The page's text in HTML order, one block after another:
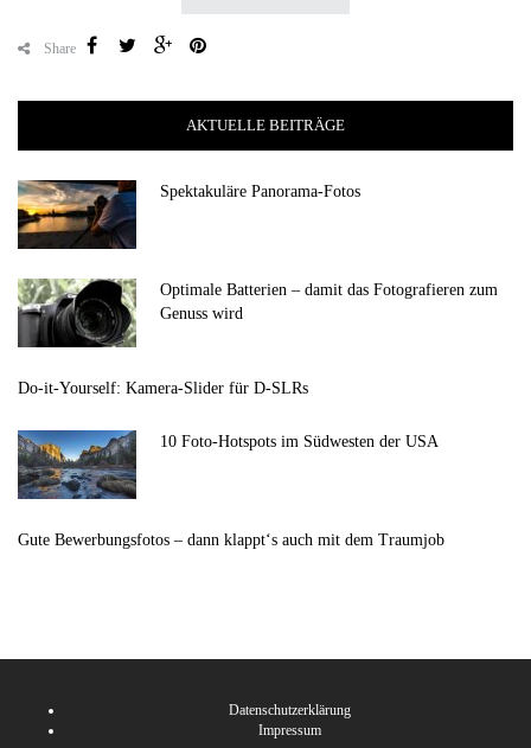
Share
AKTUELLE BEITRÄGE
Spektakuläre Panorama-Fotos
Optimale Batterien – damit das Fotografieren zum
Genuss wird
Do-it-Yourself: Kamera-Slider für D-SLRs
10 Foto-Hotspots im Südwesten der USA
Gute Bewerbungsfotos – dann klappt‘s auch mit dem Traumjob
Datenschutzerklärung
Impressum